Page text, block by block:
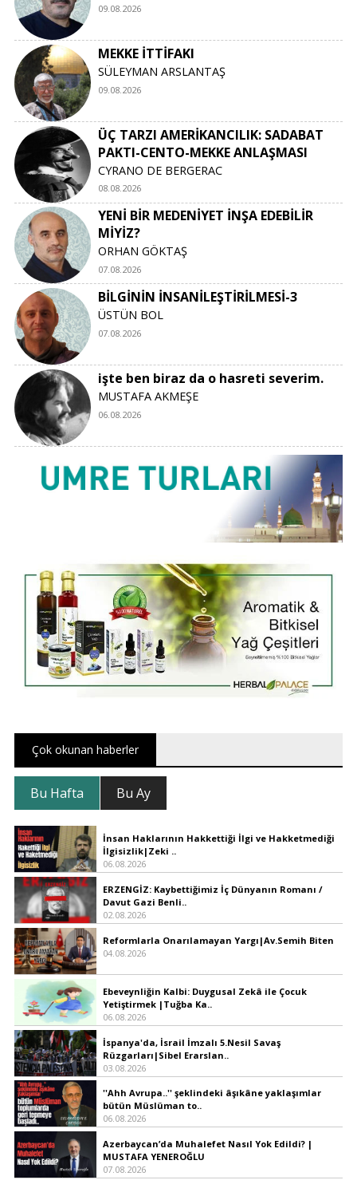
09.08.2026
MEKKE İTTİFAKI
SÜLEYMAN ARSLANTAŞ
09.08.2026
ÜÇ TARZI AMERİKANCILIK: SADABAT
PAKTI-CENTO-MEKKE ANLAŞMASI
CYRANO DE BERGERAC
08.08.2026
YENİ BİR MEDENİYET İNŞA EDEBİLİR
MİYİZ?
ORHAN GÖKTAŞ
07.08.2026
BİLGİNİN İNSANİLEŞTİRİLMESİ-3
ÜSTÜN BOL
07.08.2026
işte ben biraz da o hasreti severim.
MUSTAFA AKMEŞE
06.08.2026
Çok okunan haberler
Bu Hafta Bu Ay
İnsan Haklarının Hakkettiği İlgi ve Hakketmediği
İlgisizlik|Zeki ..
06.08.2026
ERZENGİZ: Kaybettiğimiz İç Dünyanın Romanı /
Davut Gazi Benli..
02.08.2026
Reformlarla Onarılamayan Yargı|Av.Semih Biten
04.08.2026
Ebeveynliğin Kalbi: Duygusal Zekâ ile Çocuk
Yetiştirmek |Tuğba Ka..
06.08.2026
İspanya'da, İsrail İmzalı 5.Nesil Savaş
Rüzgarları|Sibel Erarslan..
03.08.2026
''Ahh Avrupa..'' şeklindeki âşıkâne yaklaşımlar
bütün Müslüman to..
06.08.2026
Azerbaycan’da Muhalefet Nasıl Yok Edildi? |
MUSTAFA YENEROĞLU
07.08.2026